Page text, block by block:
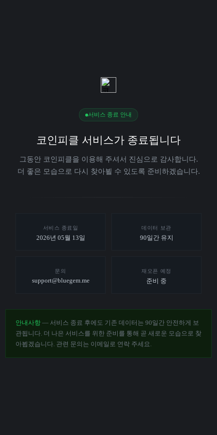
서비스 종료 안내
코인피클 서비스가 종료됩니다
그동안 코인피클을 이용해 주셔서 진심으로 감사합니다.
더 좋은 모습으로 다시 찾아뵐 수 있도록 준비하겠습니다.
서비스 종료일
2026년 05월 13일
데이터 보관
90일간 유지
문의
support@bluegem.me
재오픈 예정
준비 중
안내사항 — 서비스 종료 후에도 기존 데이터는 90일간 안전하게 보
관됩니다. 더 나은 서비스를 위한 준비를 통해 곧 새로운 모습으로 찾
아뵙겠습니다. 관련 문의는 이메일로 연락 주세요.